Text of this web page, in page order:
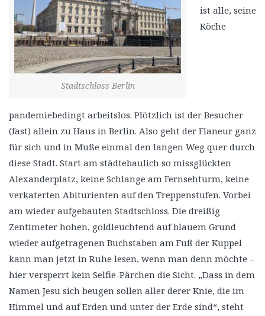
Stadtschloss Berlin
ist alle, seine
Köche
pandemiebedingt arbeitslos. Plötzlich ist der Besucher
(fast) allein zu Haus in Berlin. Also geht der Flaneur ganz
für sich und in Muße einmal den langen Weg quer durch
diese Stadt. Start am städtebaulich so missglückten
Alexanderplatz, keine Schlange am Fernsehturm, keine
verkaterten Abiturienten auf den Treppenstufen. Vorbei
am wieder aufgebauten Stadtschloss. Die dreißig
Zentimeter hohen, goldleuchtend auf blauem Grund
wieder aufgetragenen Buchstaben am Fuß der Kuppel
kann man jetzt in Ruhe lesen, wenn man denn möchte –
hier versperrt kein Selfie-Pärchen die Sicht. „Dass in dem
Namen Jesu sich beugen sollen aller derer Knie, die im
Himmel und auf Erden und unter der Erde sind“, steht